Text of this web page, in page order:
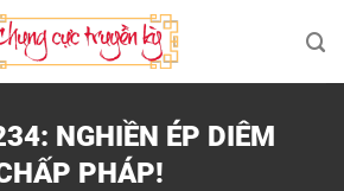
NGHIỀN ÉP DIÊM
PHÁP!